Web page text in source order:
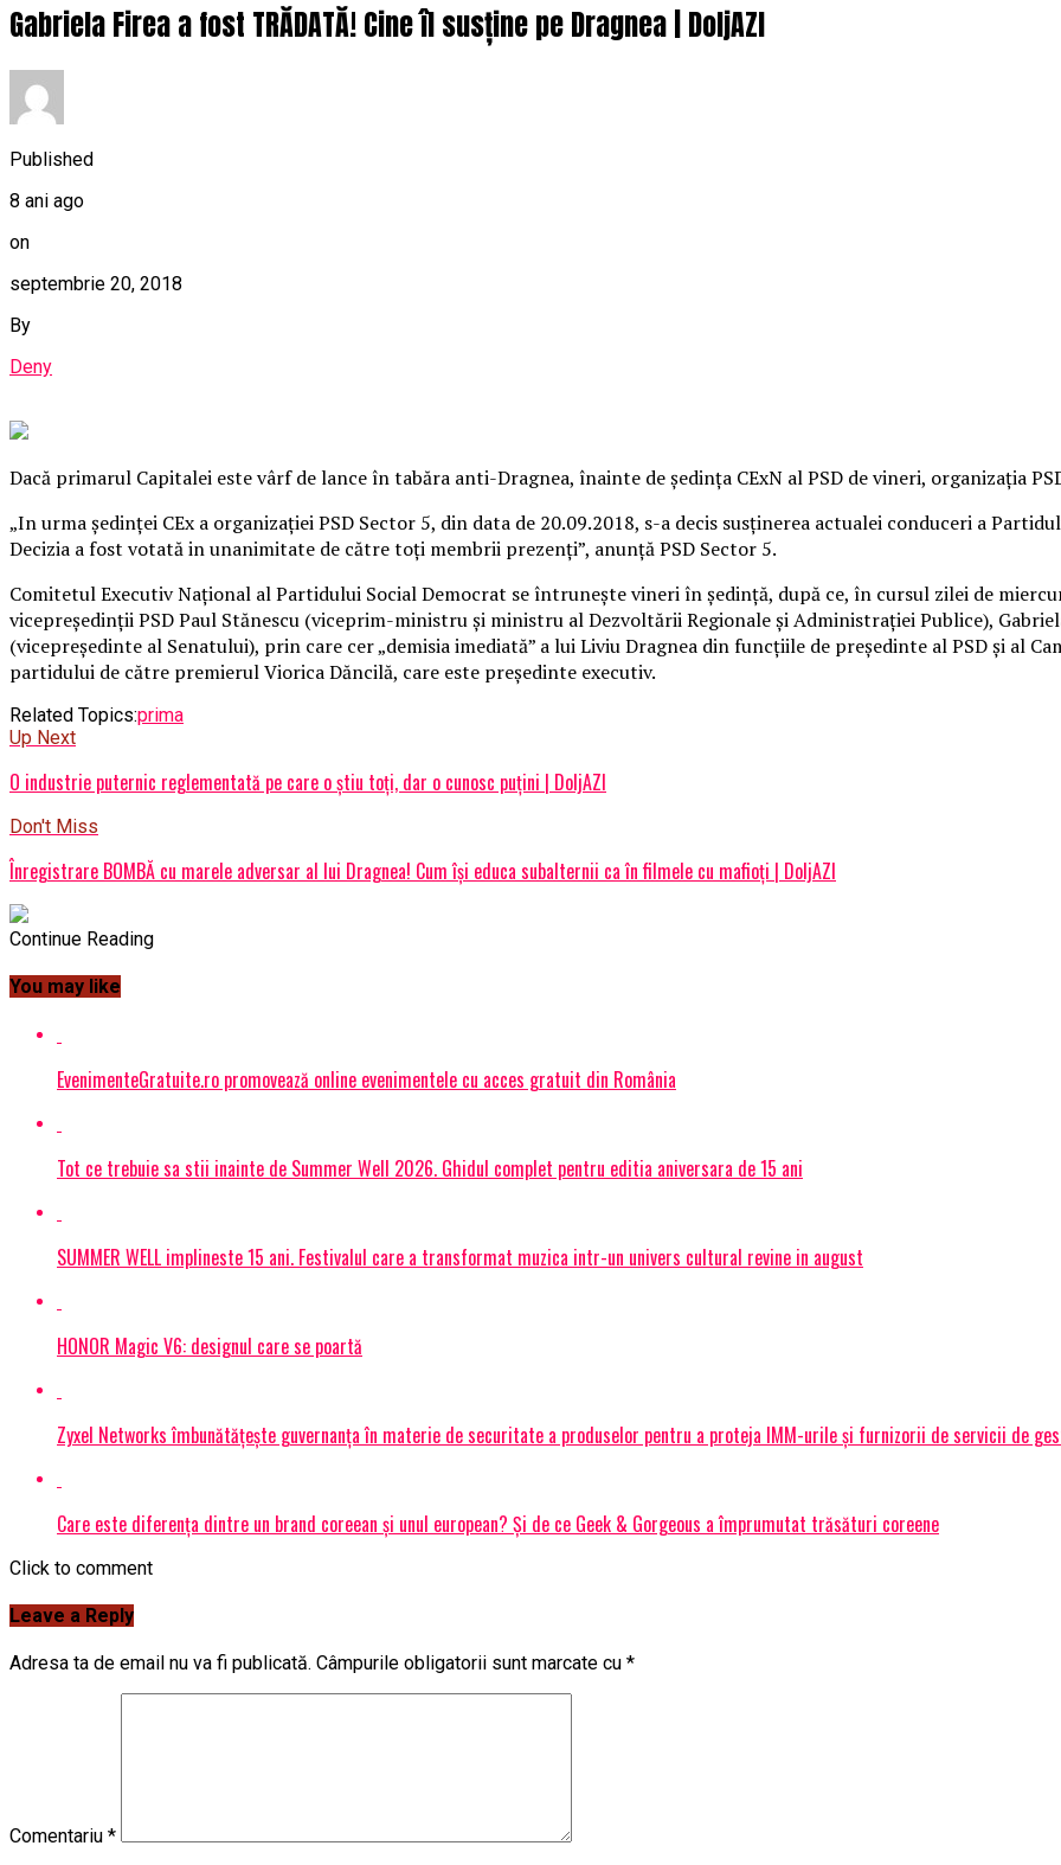
Gabriela Firea a fost TRĂDATĂ! Cine îl susține pe Dragnea | DoljAZI
Published
8 ani ago
on
septembrie 20, 2018
By
Deny
Dacă primarul Capitalei este vârf de lance în tabăra anti-Dragnea, înainte de şedinţa CExN al PSD de vineri, organizaţia
„In urma şedinţei CEx a organizaţiei PSD Sector 5, din data de 20.09.2018, s-a decis susţinerea actualei conduceri a
Decizia a fost votată in unanimitate de către toţi membrii prezenţi”, anunţă PSD Sector 5.
Comitetul Executiv Naţional al Partidului Social Democrat se întruneşte vineri în şedinţă, după ce, în cursul zilei de
vicepreşedinţii PSD Paul Stănescu (viceprim-ministru şi ministru al Dezvoltării Regionale şi Administraţiei Publice),
(vicepreşedinte al Senatului), prin care cer „demisia imediată” a lui Liviu Dragnea din funcţiile de preşedinte al PSD şi al
partidului de către premierul Viorica Dăncilă, care este preşedinte executiv.
Related Topics:prima
Up Next
O industrie puternic reglementată pe care o știu toți, dar o cunosc puțini | DoljAZI
Don't Miss
Înregistrare BOMBĂ cu marele adversar al lui Dragnea! Cum își educa subalternii ca în filmele cu mafioți | DoljAZI
Continue Reading
You may like
EvenimenteGratuite.ro promovează online evenimentele cu acces gratuit din România
Tot ce trebuie sa stii inainte de Summer Well 2026. Ghidul complet pentru editia aniversara de 15 ani
SUMMER WELL implineste 15 ani. Festivalul care a transformat muzica intr-un univers cultural revine in august
HONOR Magic V6: designul care se poartă
Zyxel Networks îmbunătățește guvernanța în materie de securitate a produselor pentru a proteja IMM-urile și furnizorii de servicii de
Care este diferența dintre un brand coreean și unul european? Și de ce Geek & Gorgeous a împrumutat trăsături coreene
Click to comment
Leave a Reply
Adresa ta de email nu va fi publicată. Câmpurile obligatorii sunt marcate cu *
Comentariu *